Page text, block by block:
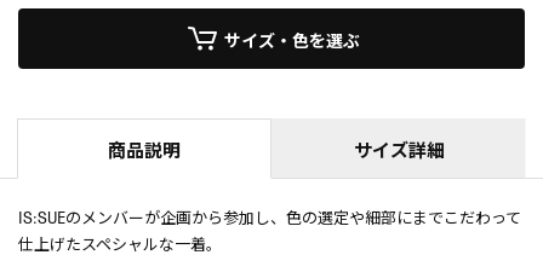
サイズ・色を選ぶ
商品説明 サイズ詳細
IS:SUEのメンバーが企画から参加し、色の選定や細部にまでこだわって
仕上げたスペシャルな一着。